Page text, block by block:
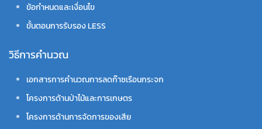
ข้อกำหนดและเงื่อนไข
ขั้นตอนการรับรอง LESS
วิธีการคำนวณ
เอกสารการคำนวณการลดก๊าซเรือนกระจก
โครงการด้านป่าไม้และการเกษตร
โครงการด้านการจัดการของเสีย